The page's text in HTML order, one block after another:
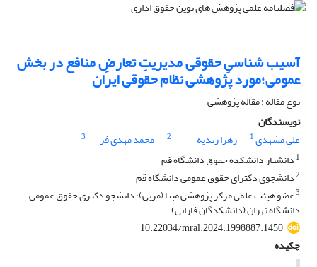
آسیب شناسیِ حقوقی مدیریتِ تعارضِ منافع در بخش
عمومی؛مورد پژوهشی نظام حقوقی ایران
نوع مقاله : مقاله پژوهشی
نویسندگان
علی مشهدی1 زهرا زندیه 2 محمد مهدی فر
3
1 دانشیار دانشکده حقوق دانشگاه قم
2دانشجوی دکترای حقوق عمومی دانشگاه قم
3عضو هیئت علمی مرکز پژوهشی مبنا (مربی)؛ دانشجو دکتری حقوق عمومی
دانشگاه تهران (دانشکدگان فارابی)
10.22034/mral.2024.1998887.1450
چکیده